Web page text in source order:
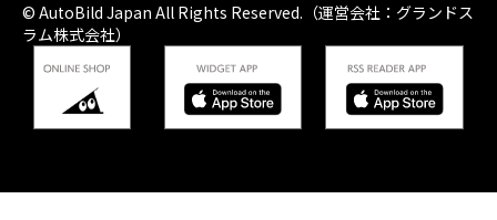
© AutoBild Japan All Rights Reserved.（運営会社：グランドス
ラム株式会社）